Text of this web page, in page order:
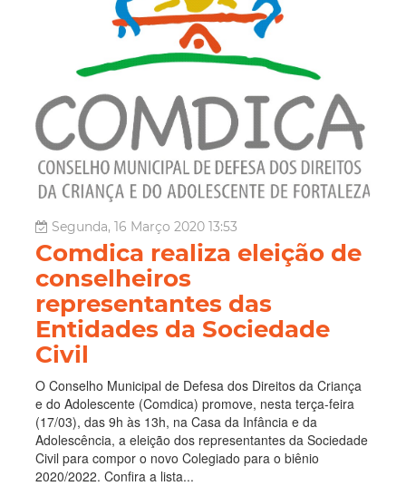
Segunda, 16 Março 2020 13:53
Comdica realiza eleição de
conselheiros
representantes das
Entidades da Sociedade
Civil
O Conselho Municipal de Defesa dos Direitos da Criança
e do Adolescente (Comdica) promove, nesta terça-feira
(17/03), das 9h às 13h, na Casa da Infância e da
Adolescência, a eleição dos representantes da Sociedade
Civil para compor o novo Colegiado para o biênio
2020/2022. Confira a lista...